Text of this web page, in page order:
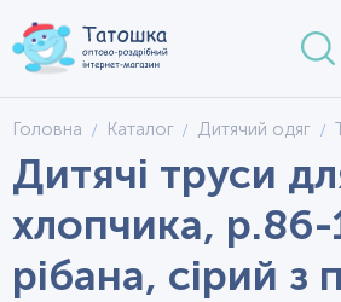
Головна Каталог Дитячий одяг
Дитячі труси
хлопчика,
рібана, сірий з